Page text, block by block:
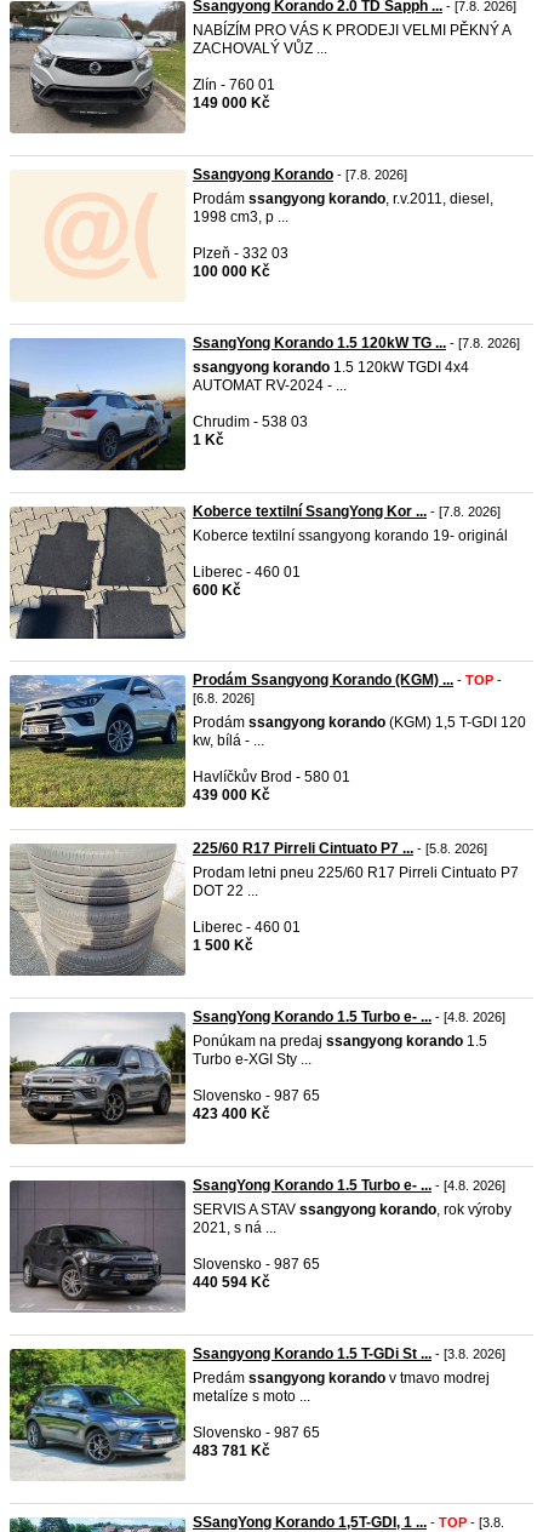
Ssangyong Korando 2.0 TD Sapph ... - [7.8. 2026]
NABÍZÍM PRO VÁS K PRODEJI VELMI PĚKNÝ A
ZACHOVALÝ VŮZ ...
Zlín - 760 01
149 000 Kč
Ssangyong Korando - [7.8. 2026]
Prodám ssangyong korando, r.v.2011, diesel,
1998 cm3, p ...
Plzeň - 332 03
100 000 Kč
SsangYong Korando 1.5 120kW TG ... - [7.8. 2026]
ssangyong korando 1.5 120kW TGDI 4x4
AUTOMAT RV-2024 - ...
Chrudim - 538 03
1 Kč
Koberce textilní SsangYong Kor ... - [7.8. 2026]
Koberce textilní ssangyong korando 19- originál
Liberec - 460 01
600 Kč
Prodám Ssangyong Korando (KGM) ... - TOP -
[6.8. 2026]
Prodám ssangyong korando (KGM) 1,5 T-GDI 120
kw, bílá - ...
Havlíčkův Brod - 580 01
439 000 Kč
225/60 R17 Pirreli Cintuato P7 ... - [5.8. 2026]
Prodam letni pneu 225/60 R17 Pirreli Cintuato P7
DOT 22 ...
Liberec - 460 01
1 500 Kč
SsangYong Korando 1.5 Turbo e- ... - [4.8. 2026]
Ponúkam na predaj ssangyong korando 1.5
Turbo e-XGI Sty ...
Slovensko - 987 65
423 400 Kč
SsangYong Korando 1.5 Turbo e- ... - [4.8. 2026]
SERVIS A STAV ssangyong korando, rok výroby
2021, s ná ...
Slovensko - 987 65
440 594 Kč
Ssangyong Korando 1.5 T-GDi St ... - [3.8. 2026]
Predám ssangyong korando v tmavo modrej
metalíze s moto ...
Slovensko - 987 65
483 781 Kč
SSangYong Korando 1,5T-GDI, 1 ... - TOP - [3.8.